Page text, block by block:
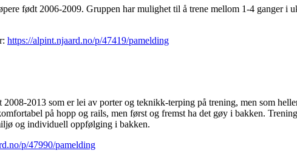
født 2006-2009. Gruppen har mulighet til å trene mellom 1-4 ganger i
https://alpint.njaard.no/p/47419/pamelding
2013 som er lei av porter og teknikk-terping på trening, men som
på hopp og rails, men først og fremst ha det gøy i bakken.
og individuell oppfølging i bakken.
p/47990/pamelding